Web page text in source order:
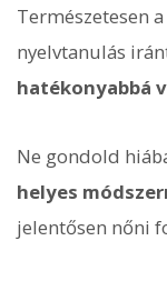
Természetesen
nyelvtanulás
hatékonyabbá
Ne gondold
helyes
jelentősen nőni